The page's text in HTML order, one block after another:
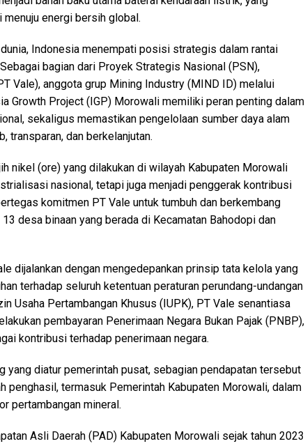
energi bersih global.
Indonesia menempati posisi strategis dalam rantai
bagian dari Proyek Strategis Nasional (PSN),
Vale), anggota grup Mining Industry (MIND ID) melalui
Growth Project (IGP) Morowali memiliki peran penting dalam
sekaligus memastikan pengelolaan sumber daya alam
transparan, dan berkelanjutan.
nikel (ore) yang dilakukan di wilayah Kabupaten Morowali
nasional, tetapi juga menjadi penggerak kontribusi
komitmen PT Vale untuk tumbuh dan berkembang
desa binaan yang berada di Kecamatan Bahodopi dan
dijalankan dengan mengedepankan prinsip tata kelola yang
terhadap seluruh ketentuan peraturan perundang-undangan
Usaha Pertambangan Khusus (IUPK), PT Vale senantiasa
pembayaran Penerimaan Negara Bukan Pajak (PNBP),
kontribusi terhadap penerimaan negara.
yang diatur pemerintah pusat, sebagian pendapatan tersebut
penghasil, termasuk Pemerintah Kabupaten Morowali, dalam
pertambangan mineral.
Asli Daerah (PAD) Kabupaten Morowali sejak tahun 2023